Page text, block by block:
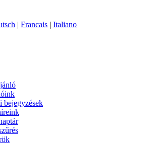
| Francais | Italiano
bejegyzések